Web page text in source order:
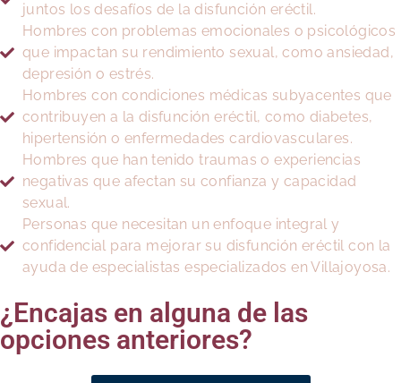
juntos los desafíos de la disfunción eréctil.
Hombres con problemas emocionales o psicológicos
que impactan su rendimiento sexual, como ansiedad,
depresión o estrés.
Hombres con condiciones médicas subyacentes que
contribuyen a la disfunción eréctil, como diabetes,
hipertensión o enfermedades cardiovasculares.
Hombres que han tenido traumas o experiencias
negativas que afectan su confianza y capacidad
sexual.
Personas que necesitan un enfoque integral y
confidencial para mejorar su disfunción eréctil con la
ayuda de especialistas especializados en Villajoyosa.
¿Encajas en alguna de las
opciones anteriores?